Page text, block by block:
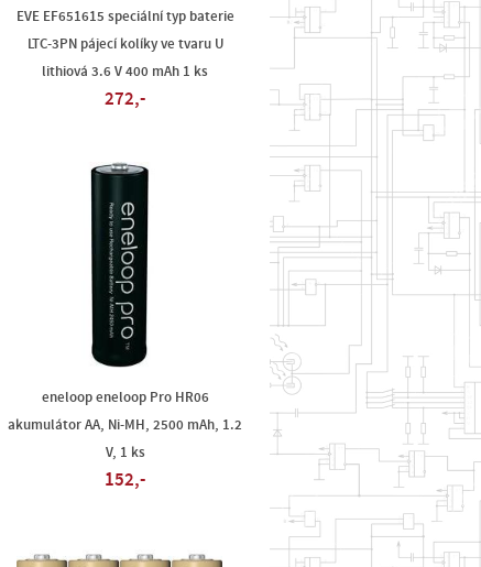
EVE EF651615 speciální typ baterie
LTC-3PN pájecí kolíky ve tvaru U
lithiová 3.6 V 400 mAh 1 ks
272,-
eneloop eneloop Pro HR06
akumulátor AA, Ni-MH, 2500 mAh, 1.2
V, 1 ks
152,-